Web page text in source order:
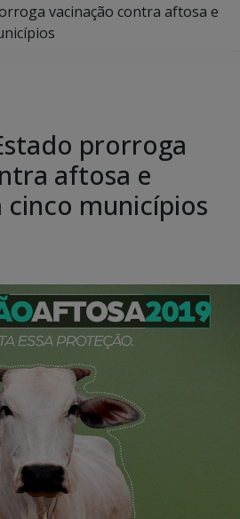
vacinação contra aftosa e
prorroga
aftosa e
cinco municípios